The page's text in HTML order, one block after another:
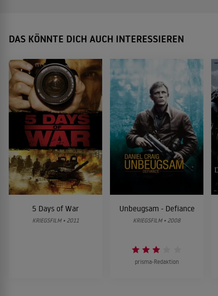
DAS KÖNNTE DICH AUCH INTERESSIEREN
5 Days of War
KRIEGSFILM • 2011
Unbeugsam - Defiance
KRIEGSFILM • 2008
prisma-Redaktion